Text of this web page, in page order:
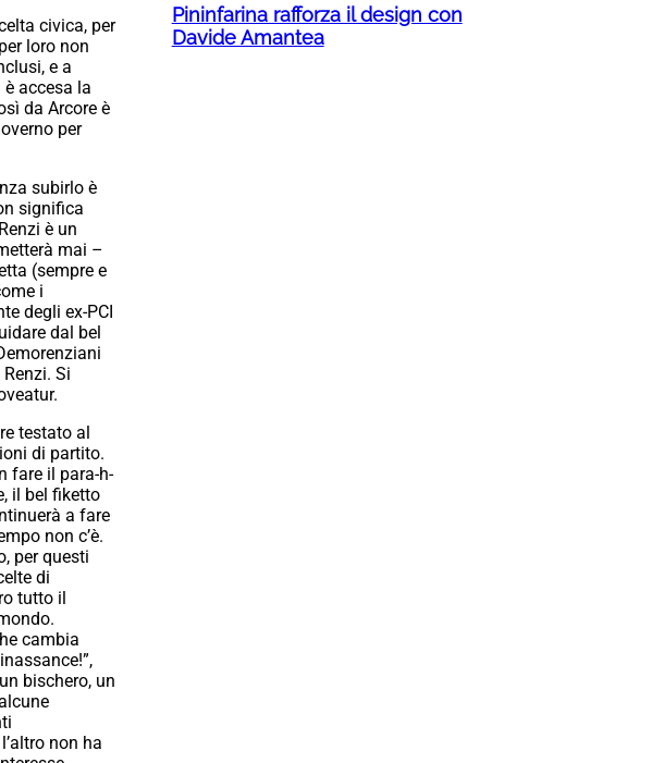
civica, per
loro non
e a
accesa la
da Arcore è
per
subirlo è
significa
è un
mai –
(sempre e
i
degli ex-PCI
dal bel
Si
testato al
di partito.
fare il para-h-
il bel fiketto
a fare
non c’è.
per questi
di
tutto il
cambia
bischero, un
non ha
Pininfarina rafforza il design con
Davide Amantea